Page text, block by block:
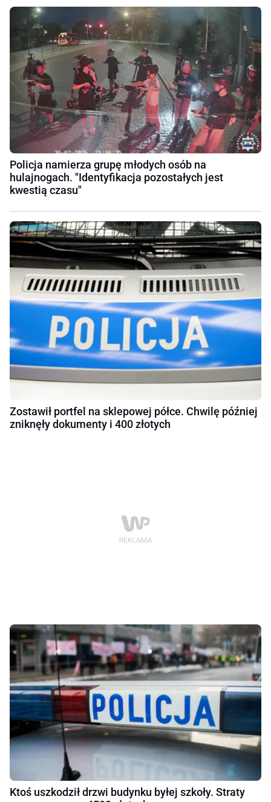
Policja namierza grupę młodych osób na
hulajnogach. "Identyfikacja pozostałych jest
kwestią czasu"
Zostawił portfel na sklepowej półce. Chwilę później
zniknęły dokumenty i 400 złotych
Ktoś uszkodził drzwi budynku byłej szkoły. Straty